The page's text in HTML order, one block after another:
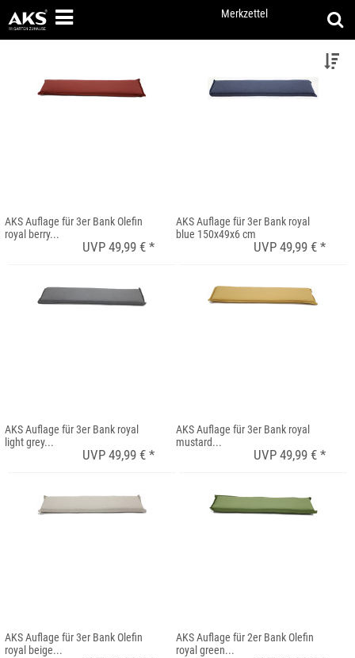
Merkzettel
AKS Auflage für 3er Bank Olefin
royal berry...
UVP 49,99 € *
AKS Auflage für 3er Bank royal
blue 150x49x6 cm
UVP 49,99 € *
AKS Auflage für 3er Bank royal
light grey...
UVP 49,99 € *
AKS Auflage für 3er Bank royal
mustard...
UVP 49,99 € *
AKS Auflage für 3er Bank Olefin
royal beige...
AKS Auflage für 2er Bank Olefin
royal green...